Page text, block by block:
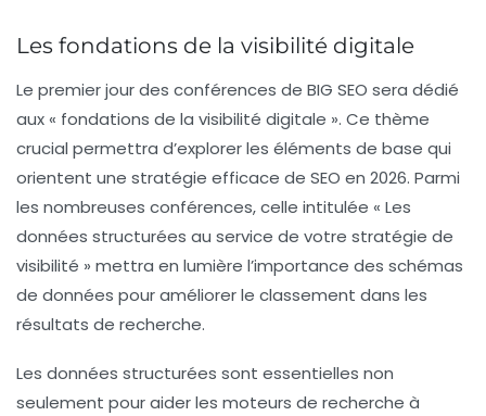
Les fondations de la visibilité digitale
Le premier jour des conférences de BIG SEO sera dédié
aux « fondations de la visibilité digitale ». Ce thème
crucial permettra d’explorer les éléments de base qui
orientent une stratégie efficace de SEO en 2026. Parmi
les nombreuses conférences, celle intitulée « Les
données structurées au service de votre stratégie de
visibilité » mettra en lumière l’importance des schémas
de données pour améliorer le classement dans les
résultats de recherche.
Les données structurées sont essentielles non
seulement pour aider les moteurs de recherche à